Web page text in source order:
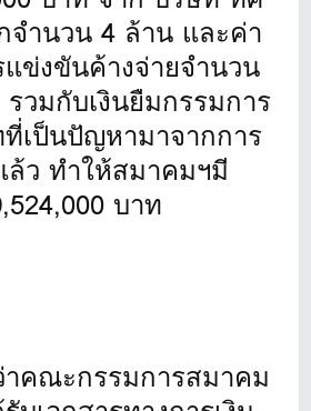
ำนวน 4 ล้าน และค่า
ข่งขันค้างจ่ายจำนวน
วมกับเงินยืมกรรมการ
เป็นปัญหามาจากการ
ว ทำให้สมาคมฯมี
บาท
คณะกรรมการสมาคม